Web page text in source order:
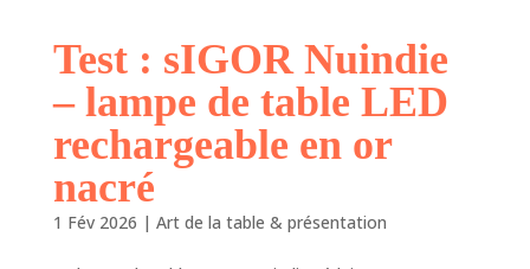
Test : sIGOR Nuindie
– lampe de table LED
rechargeable en or
nacré
1 Fév 2026 | Art de la table & présentation